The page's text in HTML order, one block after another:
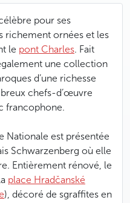
pour ses
richement ornées et les
le pont Charles. Fait
une collection
d’une richesse
chefs-d’œuvre
francophone.
Nationale est présentée
Schwarzenberg où elle
Entièrement rénové, le
place Hradčanské
), décoré de sgraffites en